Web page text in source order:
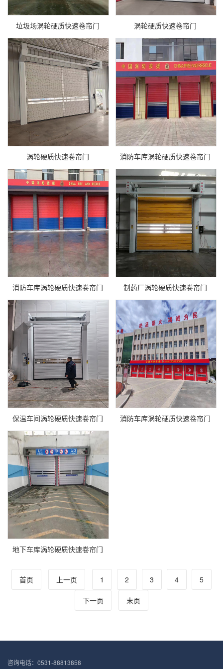
垃圾场涡轮硬质快速卷帘门 涡轮硬质快速卷帘门
涡轮硬质快速卷帘门 消防车库涡轮硬质快速卷帘门
消防车库涡轮硬质快速卷帘门 制药厂涡轮硬质快速卷帘门
保温车间涡轮硬质快速卷帘门 消防车库涡轮硬质快速卷帘门
地下车库涡轮硬质快速卷帘门
首页 上一页 1 2 3 4 5
下一页 末页
咨询电话：0531-88813858